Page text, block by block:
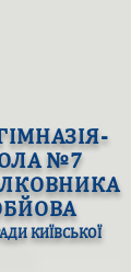
№7
КИЇВСЬКОЇ